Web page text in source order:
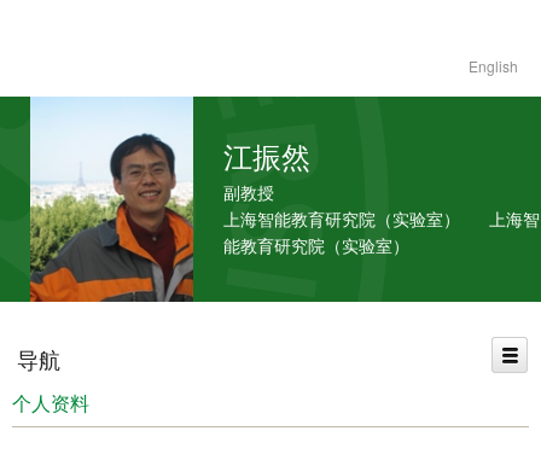
English
江振然
副教授
上海智能教育研究院（实验室） 上海智
能教育研究院（实验室）
导航
个人资料